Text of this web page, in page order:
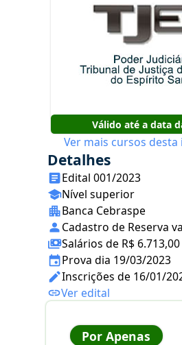
Válido até a data
Ver mais cursos
Detalhes
Edital 001/2023
Nível superior
Banca Cebraspe
Cadastro de Reserva
Salários de R$ 6.713,00
Prova dia 19/03/2023
Inscrições de 16/01/
Ver edital
Por Apenas